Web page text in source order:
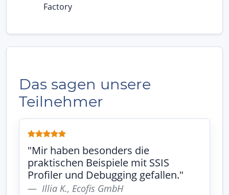
Factory
Das sagen unsere
Teilnehmer
"Mir haben besonders die
praktischen Beispiele mit SSIS
Profiler und Debugging gefallen."
Illia K., Ecofis GmbH